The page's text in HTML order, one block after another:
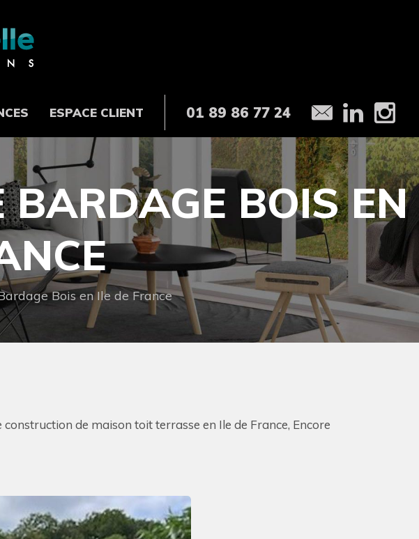
ESPACE CLIENT 01 89 86 77 24
BOIS EN
Bois en Ile de France
de maison toit terrasse en Ile de France, Encore